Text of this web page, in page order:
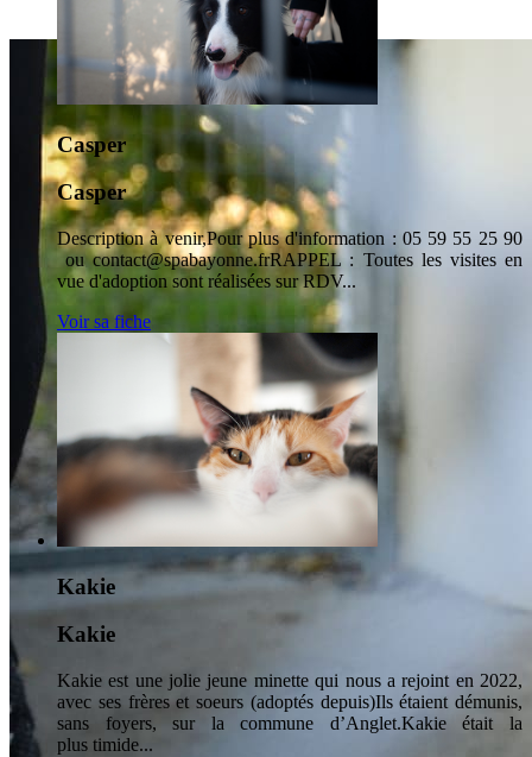
Casper
Casper
Description à venir,Pour plus d'information : 05 59 55 25 90
ou contact@spabayonne.frRAPPEL : Toutes les visites en
vue d'adoption sont réalisées sur RDV...
Voir sa fiche
Kakie
Kakie
Kakie est une jolie jeune minette qui nous a rejoint en 2022,
avec ses frères et soeurs (adoptés depuis)Ils étaient démunis,
sans foyers, sur la commune d’Anglet.Kakie était la
plus timide...